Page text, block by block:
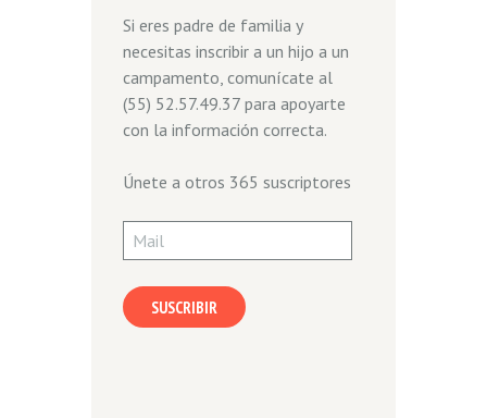
Si eres padre de familia y
necesitas inscribir a un hijo a un
campamento, comunícate al
(55) 52.57.49.37 para apoyarte
con la información correcta.
Únete a otros 365 suscriptores
Mail
SUSCRIBIR